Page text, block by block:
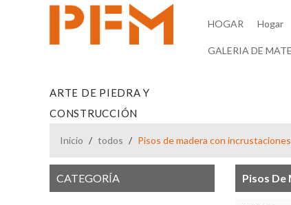
ARTE DE PIEDRA Y
CONSTRUCCIÓN
HOGAR
Hogar
GALERIA DE
Inicio / todos / Pisos de madera con
CATEGORÍA Pisos De